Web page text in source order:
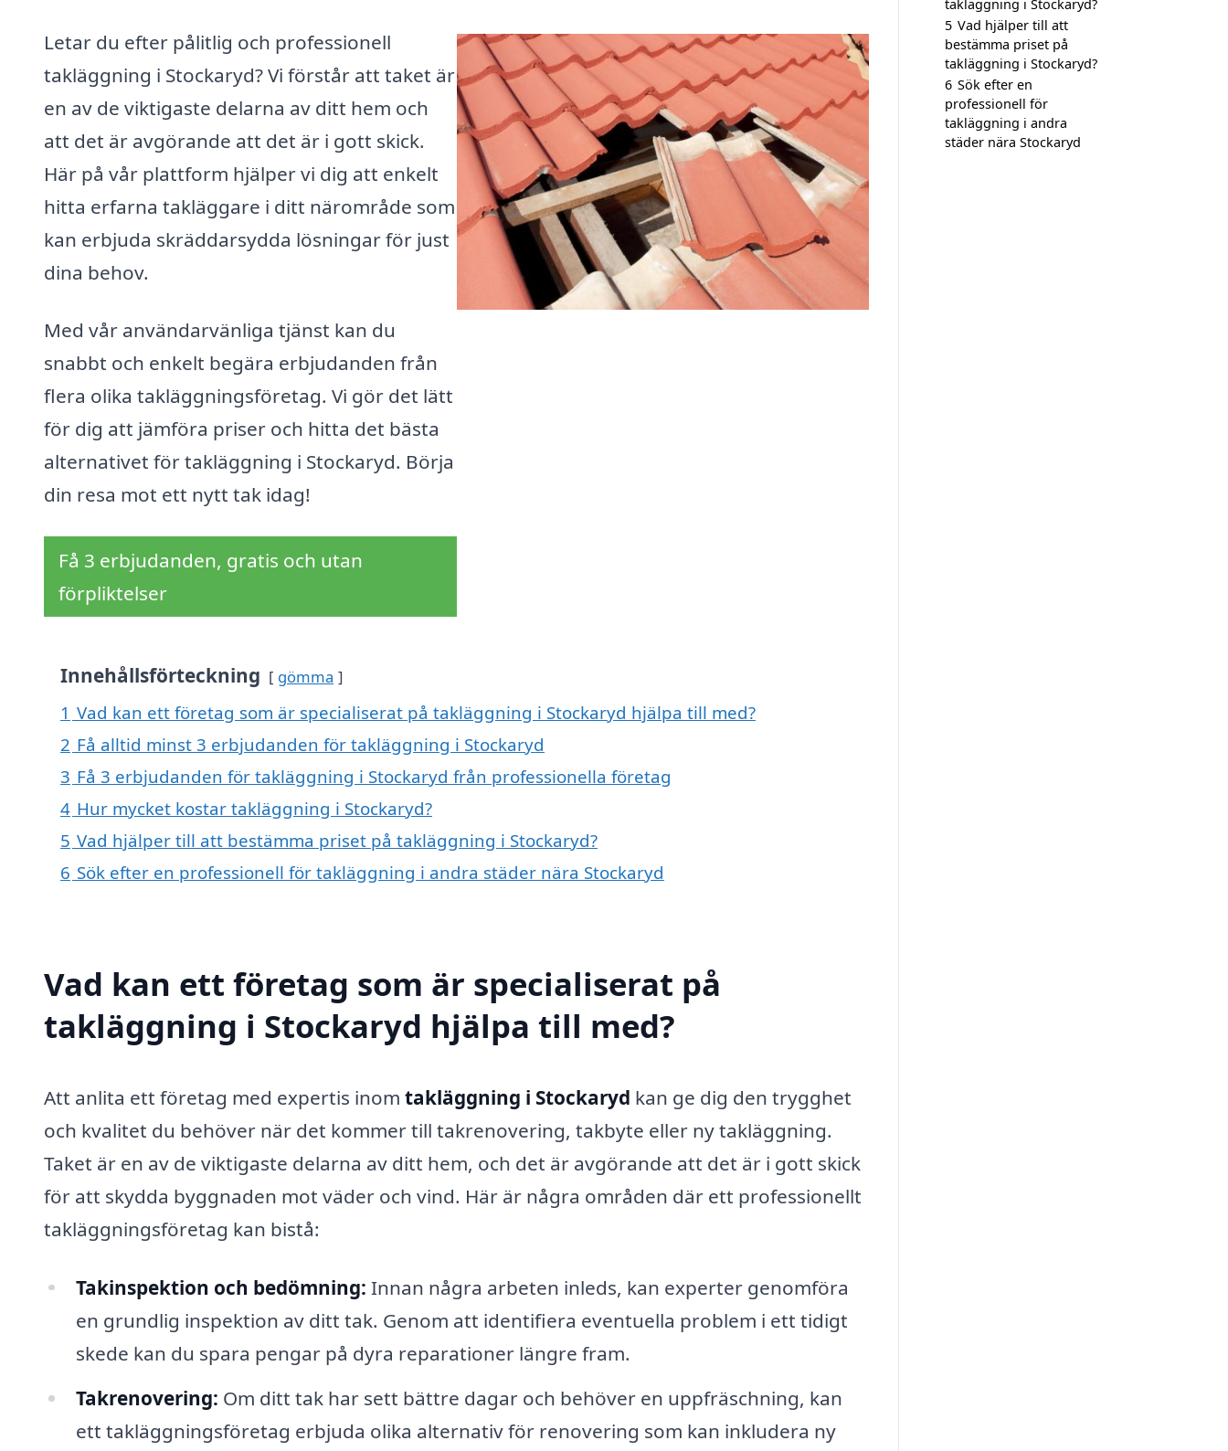
Letar du efter pålitlig och professionell
takläggning i Stockaryd? Vi förstår att taket är
en av de viktigaste delarna av ditt hem och
att det är avgörande att det är i gott skick.
Här på vår plattform hjälper vi dig att enkelt
hitta erfarna takläggare i ditt närområde som
kan erbjuda skräddarsydda lösningar för just
dina behov.
Med vår användarvänliga tjänst kan du
snabbt och enkelt begära erbjudanden från
flera olika takläggningsföretag. Vi gör det lätt
för dig att jämföra priser och hitta det bästa
alternativet för takläggning i Stockaryd. Börja
din resa mot ett nytt tak idag!
Få 3 erbjudanden, gratis och utan
förpliktelser
Innehållsförteckning gömma
1 Vad kan ett företag som är specialiserat på takläggning i Stockaryd hjälpa till med?
2 Få alltid minst 3 erbjudanden för takläggning i Stockaryd
3 Få 3 erbjudanden för takläggning i Stockaryd från professionella företag
4 Hur mycket kostar takläggning i Stockaryd?
5 Vad hjälper till att bestämma priset på takläggning i Stockaryd?
6 Sök efter en professionell för takläggning i andra städer nära Stockaryd
Vad kan ett företag som är specialiserat på
takläggning i Stockaryd hjälpa till med?
Att anlita ett företag med expertis inom takläggning i Stockaryd kan ge dig den trygghet
och kvalitet du behöver när det kommer till takrenovering, takbyte eller ny takläggning.
Taket är en av de viktigaste delarna av ditt hem, och det är avgörande att det är i gott skick
för att skydda byggnaden mot väder och vind. Här är några områden där ett professionellt
takläggningsföretag kan bistå:
Takinspektion och bedömning: Innan några arbeten inleds, kan experter genomföra
en grundlig inspektion av ditt tak. Genom att identifiera eventuella problem i ett tidigt
skede kan du spara pengar på dyra reparationer längre fram.
Takrenovering: Om ditt tak har sett bättre dagar och behöver en uppfräschning, kan
ett takläggningsföretag erbjuda olika alternativ för renovering som kan inkludera ny
takläggning i Stockaryd?
5 Vad hjälper till att
bestämma priset på
takläggning i Stockaryd?
6 Sök efter en
professionell för
takläggning i andra
städer nära Stockaryd